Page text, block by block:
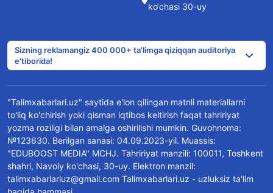
ko‘chasi 30-uy
Sizning reklamangiz 400 000+ ta'limga qiziqqan auditoriya
e'tiborida!
"Talimxabarlari.uz" saytida e'lon qilingan matnli materiallarni
to'liq ko'chirish yoki qisman iqtibos keltirish faqat tahririyat
yozma roziligi bilan amalga oshirilishi mumkin. Guvohnoma:
№123630. Berilgan sanasi: 04.09.2023-yil. Muassis:
"EDUBOOST MEDIA" MCHJ. Tahririyat manzili: 100011, Toshkent
shahri, Navoiy ko'chasi, 30-uy. Elektron manzil:
talimxabarlariuz@gmail.com Talimxabarlari.uz - uzluksiz ta'lim